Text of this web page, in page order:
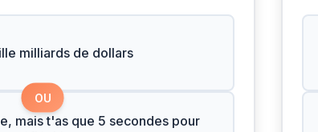
milliards de dollars
OU
mais t'as que 5 secondes pour